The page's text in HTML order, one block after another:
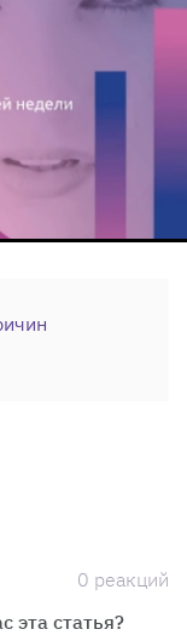
0 реакций
эта статья?